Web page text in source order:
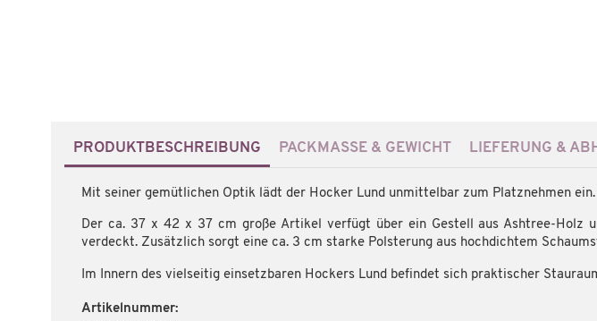
PRODUKTBESCHREIBUNG PACKMASSE & GEWICHT LIEFERUNG &
Mit seiner gemütlichen Optik lädt der Hocker Lund unmittelbar zum Platznehmen
Der ca. 37 x 42 x 37 cm große Artikel verfügt über ein Gestell aus Ashtree-Holz
verdeckt. Zusätzlich sorgt eine ca. 3 cm starke Polsterung aus hochdichtem
Im Innern des vielseitig einsetzbaren Hockers Lund befindet sich praktischer
Artikelnummer: